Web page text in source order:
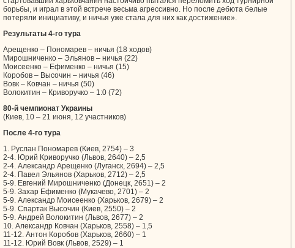
борьбы, и играл в этой встрече весьма агрессивно. Но после дебюта белые
потеряли инициативу, и ничья уже стала для них как достижение».
Результаты 4-го тура
Арещенко – Пономарев – ничья (18 ходов)
Мирошниченко – Эльянов – ничья (22)
Моисеенко – Ефименко – ничья (15)
Коробов – Высочин – ничья (46)
Вовк – Ковчан – ничья (50)
Волокитин – Криворучко – 1:0 (72)
80-й чемпионат Украины
(Киев, 10 – 21 июня, 12 участников)
После 4-го тура
1. Руслан Пономарев (Киев, 2754) – 3
2-4. Юрий Криворучко (Львов, 2640) – 2,5
2-4. Александр Арещенко (Луганск, 2694) – 2,5
2-4. Павел Эльянов (Харьков, 2712) – 2,5
5-9. Евгений Мирошниченко (Донецк, 2651) – 2
5-9. Захар Ефименко (Мукачево, 2701) – 2
5-9. Александр Моисеенко (Харьков, 2679) – 2
5-9. Спартак Высочин (Киев, 2550) – 2
5-9. Андрей Волокитин (Львов, 2677) – 2
10. Александр Ковчан (Харьков, 2558) – 1,5
11-12. Антон Коробов (Харьков, 2660) – 1
11-12. Юрий Вовк (Львов, 2529) – 1